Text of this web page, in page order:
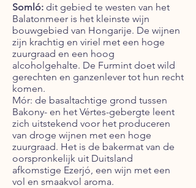
Somló: dit gebied te westen van het
Balatonmeer is het kleinste wijn
bouwgebied van Hongarije. De wijnen
zijn krachtig en viriel met een hoge
zuurgraad en een hoog
alcoholgehalte. De Furmint doet wild
gerechten en ganzenlever tot hun recht
komen.
Mór: de basaltachtige grond tussen
Bakony- en het Vértes-gebergte leent
zich uitstekend voor het produceren
van droge wijnen met een hoge
zuurgraad. Het is de bakermat van de
oorspronkelijk uit Duitsland
afkomstige Ezerjó, een wijn met een
vol en smaakvol aroma.